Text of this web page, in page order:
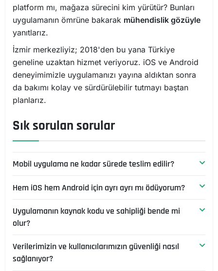
platform mı, mağaza sürecini kim yürütür? Bunları
uygulamanın ömrüne bakarak mühendislik gözüyle
yanıtlarız.
İzmir merkezliyiz; 2018'den bu yana Türkiye
geneline uzaktan hizmet veriyoruz. iOS ve Android
deneyimimizle uygulamanızı yayına aldıktan sonra
da bakımı kolay ve sürdürülebilir tutmayı baştan
planlarız.
Sık sorulan sorular
Mobil uygulama ne kadar sürede teslim edilir?
Net tanımlı bir MVP sürümü birkaç sprintte yayına
aya yayılır. Süreyi belirleyen, ekran ve akış sayısı ile
entegrasyon yüküdür. İlk adımda gerçekçi yol
Hem iOS hem Android için ayrı ayrı mı ödüyorum?
Cross-platform yaklaşımda tek kod tabanı her iki
platformu da kapsar; bu, ayrı ayrı geliştirmeye göre
özel senaryolarda durum değişir; bunu kapsam
görüşmesinde açıkça konuşuruz.
Uygulamanın kaynak kodu ve sahipliği bende mi
olur?
Evet. Geliştirdiğimiz uygulamanın kaynak kodu ve
fikri mülkiyeti size aittir. Mağaza hesapları da sizin
Verilerimizin ve kullanıcılarımızın güvenliği nasıl
sağlanıyor?